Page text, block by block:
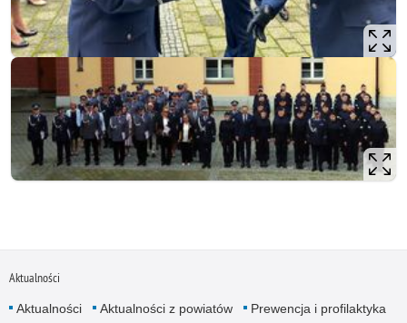
Aktualności
Aktualności Aktualności z powiatów
Prewencja i profilaktyka